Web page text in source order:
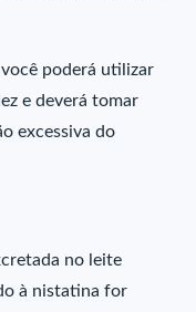
poderá utilizar
e deverá tomar
excessiva do
no leite
à nistatina for